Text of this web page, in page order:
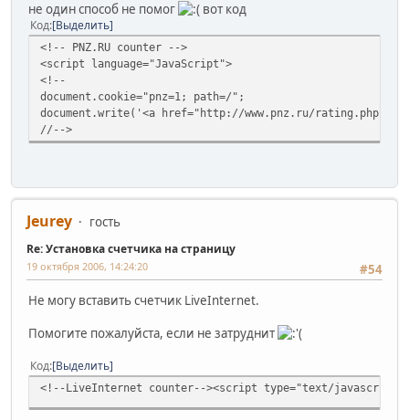
не один способ не помог вот код
Код Выделить
<!-- PNZ.RU counter -->
<script language="JavaScript">
<!--
document.cookie="pnz=1; path=/";
document.write('<a href="http://www.pnz.ru/
//-->
Jeurey гость
Re: Установка счетчика на страницу
#54
19 октября 2006, 14:24:20
Не могу вставить счетчик LiveInternet.
Помогите пожалуйста, если не затруднит
Код Выделить
<!--LiveInternet counter--><script type="text/